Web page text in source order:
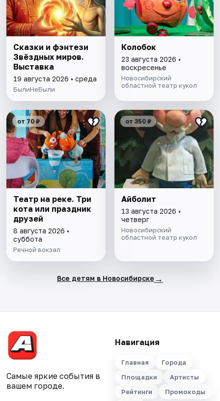
Сказки и фэнтези
Звёздных миров.
Выставка
19 августа 2026 • среда
БылиНеБыли
Колобок
23 августа 2026 •
воскресенье
Новосибирский
областной театр кукол
от 70 ₽
Театр на реке. Три
кота или праздник
друзей
8 августа 2026 •
суббота
Речной вокзал
от 350 ₽
Айболит
13 августа 2026 •
четверг
Новосибирский
областной театр кукол
Все детям в Новосибирске →
Самые яркие события в
вашем городе.
Навигация
Главная
Города
Площадки
Артисты
Рейтинги
Промокоды